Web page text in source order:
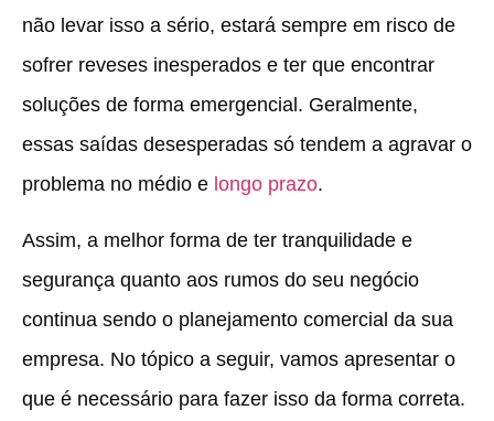
não levar isso a sério, estará sempre em risco de
sofrer reveses inesperados e ter que encontrar
soluções de forma emergencial. Geralmente,
essas saídas desesperadas só tendem a agravar o
problema no médio e longo prazo.
Assim, a melhor forma de ter tranquilidade e
segurança quanto aos rumos do seu negócio
continua sendo o planejamento comercial da sua
empresa. No tópico a seguir, vamos apresentar o
que é necessário para fazer isso da forma correta.